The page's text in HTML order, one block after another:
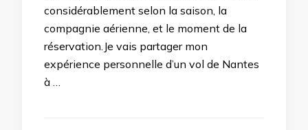
considérablement selon la saison, la
compagnie aérienne, et le moment de la
réservation.Je vais partager mon
expérience personnelle d’un vol de Nantes
à …